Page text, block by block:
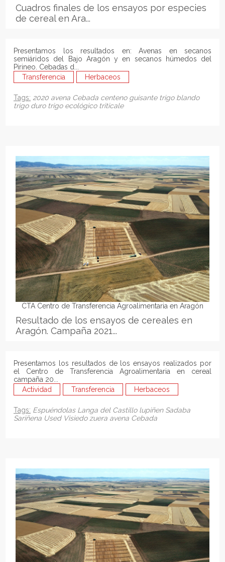
Cuadros finales de los ensayos por especies
de cereal en Ara...
Presentamos los resultados en: Avenas en secanos
semiáridos del Bajo Aragón y en secanos húmedos del
Pirineo. Cebadas d...
Transferencia
Herbaceos
Tags: 2020 avena Cebada centeno guisante trigo blando
trigo duro trigo ecológico triticale
CTA Centro de Transferencia Agroalimentaria en Aragón
Resultado de los ensayos de cereales en
Aragón. Campaña 2021...
Presentamos los resultados de los ensayos realizados por
el Centro de Transferencia Agroalimentaria en cereal
campaña 20...
Actividad
Transferencia Herbaceos
Tags: Espuéndolas Langa del Castillo lupiñen Sadaba
Sariñena Used Visiedo zuera avena Cebada